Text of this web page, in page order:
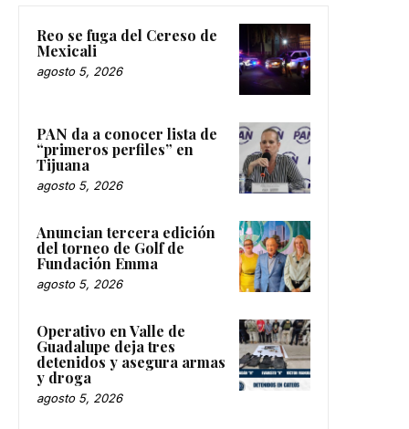
Reo se fuga del Cereso de
Mexicali
agosto 5, 2026
PAN da a conocer lista de
“primeros perfiles” en
Tijuana
agosto 5, 2026
Anuncian tercera edición
del torneo de Golf de
Fundación Emma
agosto 5, 2026
Operativo en Valle de
Guadalupe deja tres
detenidos y asegura armas
y droga
agosto 5, 2026